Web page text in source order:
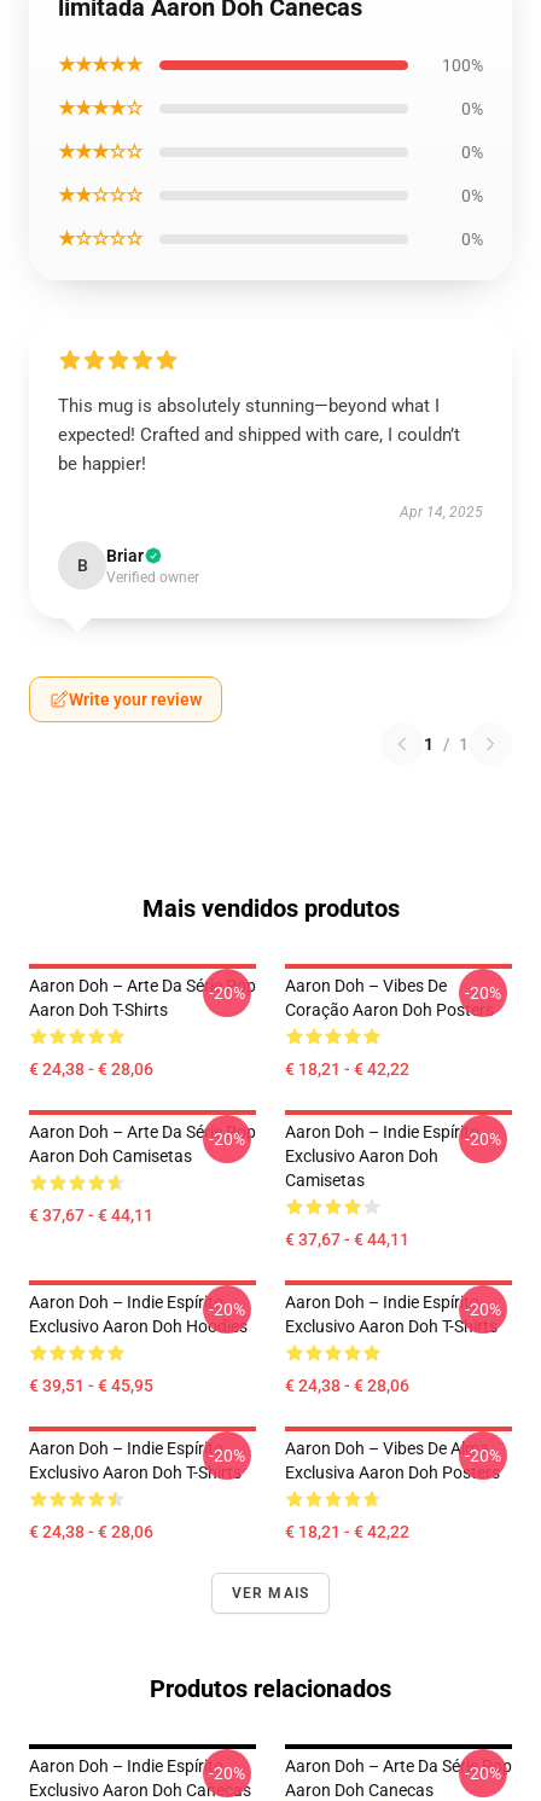
limitada Aaron Doh Canecas
★★★★★ 100%
★★★★☆ 0%
★★★☆☆ 0%
★★☆☆☆ 0%
★☆☆☆☆ 0%
This mug is absolutely stunning—beyond what I
expected! Crafted and shipped with care, I couldn’t
be happier!
Apr 14, 2025
B Briar
Verified owner
Write your review
1 / 1
Mais vendidos produtos
Aaron Doh – Arte Da Série Pop
Aaron Doh T-Shirts
€ 24,38 - € 28,06
-20%
Aaron Doh – Vibes De
Coração Aaron Doh Posters
€ 18,21 - € 42,22
-20%
Aaron Doh – Arte Da Série Pop
Aaron Doh Camisetas
€ 37,67 - € 44,11
-20%
Aaron Doh – Indie Espírito
Exclusivo Aaron Doh
Camisetas
€ 37,67 - € 44,11
-20%
Aaron Doh – Indie Espírito
Exclusivo Aaron Doh Hoodies
€ 39,51 - € 45,95
-20%
Aaron Doh – Indie Espírito
Exclusivo Aaron Doh T-Shirts
€ 24,38 - € 28,06
-20%
Aaron Doh – Indie Espírito
Exclusivo Aaron Doh T-Shirts
€ 24,38 - € 28,06
-20%
Aaron Doh – Vibes De Alma
Exclusiva Aaron Doh Posters
€ 18,21 - € 42,22
-20%
VER MAIS
Produtos relacionados
Aaron Doh – Indie Espírito
Exclusivo Aaron Doh Canecas
-20%
Aaron Doh – Arte Da Série Pop
Aaron Doh Canecas
-20%